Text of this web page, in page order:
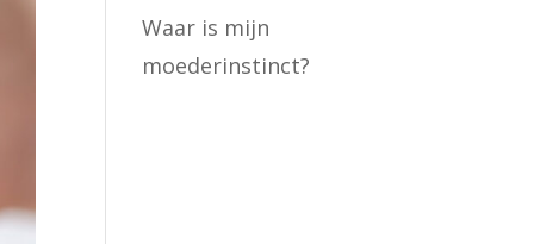
Waar is mijn
moederinstinct?